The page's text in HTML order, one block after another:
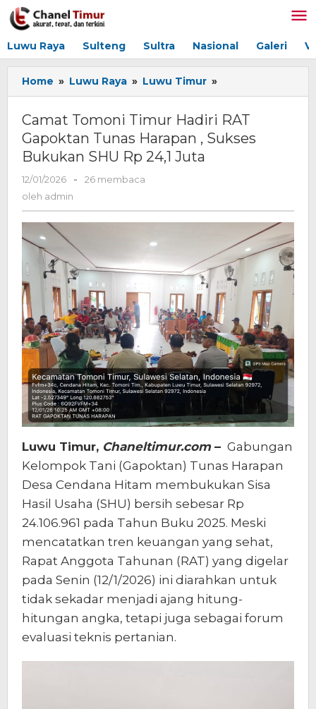
Lewati
ke
Luwu Raya Sulteng Sultra Nasional Galeri
Home » Luwu Raya » Luwu Timur »
Tomoni
Hadiri
RAT
,
Bukukan
SHU
Rp
24,1
Juta
Camat Tomoni Timur Hadiri RAT ​
Gapoktan Tunas Harapan , Sukses
Bukukan SHU Rp 24,1 Juta
12/01/2026
oleh
-
26 membaca
oleh admin
Luwu Timur, Chaneltimur.com– Gabungan
Kelompok Tani (Gapoktan) Tunas Harapan
Desa Cendana Hitam membukukan Sisa
Hasil Usaha (SHU) bersih sebesar Rp
24.106.961 pada Tahun Buku 2025. Meski
mencatatkan tren keuangan yang sehat,
Rapat Anggota Tahunan (RAT) yang digelar
pada Senin (12/1/2026) ini diarahkan untuk
tidak sekadar menjadi ajang hitung-
hitungan angka, tetapi juga sebagai forum
evaluasi teknis pertanian.